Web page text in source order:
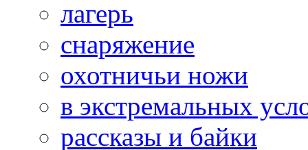
лагерь
снаряжение
охотничьи ножи
в экстремальных
рассказы и байки